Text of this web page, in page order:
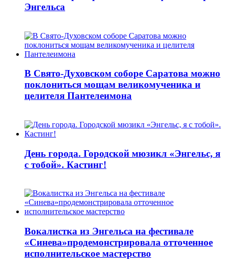
Энгельса
В Свято-Духовском соборе Саратова можно
поклониться мощам великомученика и
целителя Пантелеимона
День города. Городской мюзикл «Энгельс, я
с тобой». Кастинг!
Вокалистка из Энгельса на фестивале
«Синева»продемонстрировала отточенное
исполнительское мастерство